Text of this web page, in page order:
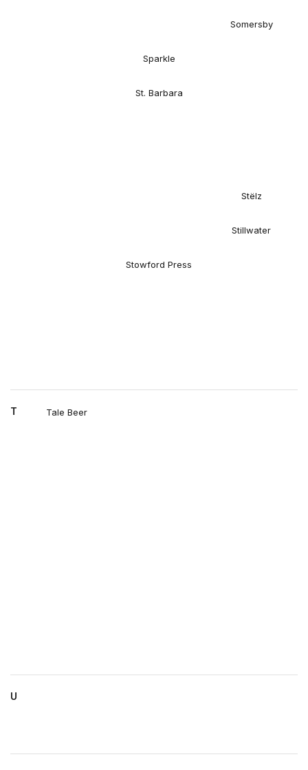
Somersby
Sparkle
St. Barbara
Stëlz
Stillwater
Stowford Press
T Tale Beer
U